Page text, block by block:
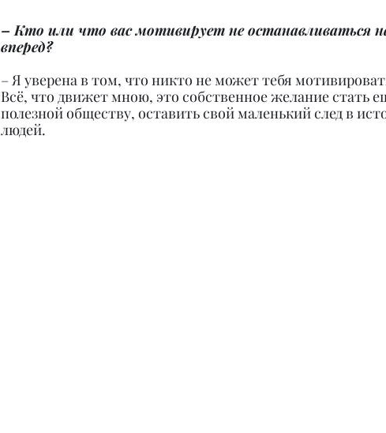
– Кто или что вас мотивирует не останавливаться
вперед?
– Я уверена в том, что никто не может тебя
Всё, что движет мною, это собственное желание стать
полезной обществу, оставить свой маленький след в
людей.